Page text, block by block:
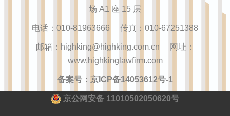
场 A1 座 15 层
电话：010-81963666 传真：010-67251388
邮箱：highking@highking.com.cn 网址：
www.highkinglawfirm.com
备案号：京ICP备14053612号-1
京公网安备 11010502050620号